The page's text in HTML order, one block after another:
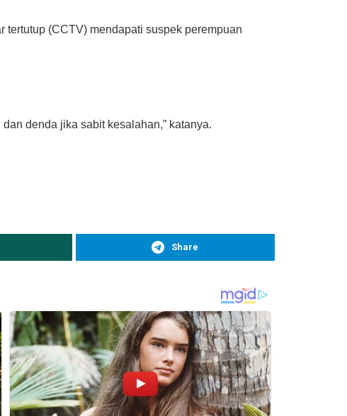
(CCTV) mendapati suspek perempuan
denda jika sabit kesalahan,” katanya.
Share